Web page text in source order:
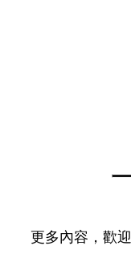
更多內容，歡迎